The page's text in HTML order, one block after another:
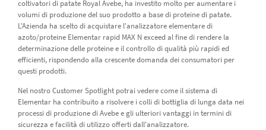
coltivatori di patate Royal Avebe, ha investito molto per aumentare i
volumi di produzione del suo prodotto a base di proteine ​​di patate.
L'Azienda ha scelto di acquistare l'analizzatore elementare di
azoto/proteine Elementar rapid MAX N exceed al fine di rendere la
determinazione delle proteine ​​e il controllo di qualità più rapidi ed
efficienti, rispondendo alla crescente domanda dei consumatori per
questi prodotti.
Nel nostro Customer Spotlight potrai vedere come il sistema di
Elementar ha contribuito a risolvere i colli di bottiglia di lunga data nei
processi di produzione di Avebe e gli ulteriori vantaggi in termini di
sicurezza e facilità di utilizzo offerti dall'analizzatore.